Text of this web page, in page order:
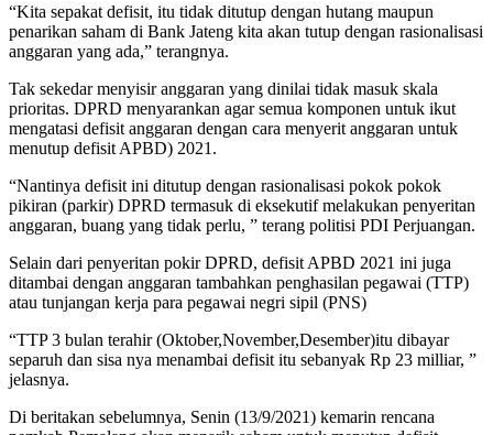
“Kita sepakat defisit, itu tidak ditutup dengan hutang maupun
penarikan saham di Bank Jateng kita akan tutup dengan rasionalisasi
anggaran yang ada,” terangnya.
Tak sekedar menyisir anggaran yang dinilai tidak masuk skala
prioritas. DPRD menyarankan agar semua komponen untuk ikut
mengatasi defisit anggaran dengan cara menyerit anggaran untuk
menutup defisit APBD) 2021.
“Nantinya defisit ini ditutup dengan rasionalisasi pokok pokok
pikiran (parkir) DPRD termasuk di eksekutif melakukan penyeritan
anggaran, buang yang tidak perlu, ” terang politisi PDI Perjuangan.
Selain dari penyeritan pokir DPRD, defisit APBD 2021 ini juga
ditambai dengan anggaran tambahkan penghasilan pegawai (TTP)
atau tunjangan kerja para pegawai negri sipil (PNS)
“TTP 3 bulan terahir (Oktober,November,Desember)itu dibayar
separuh dan sisa nya menambai defisit itu sebanyak Rp 23 milliar, ”
jelasnya.
Di beritakan sebelumnya, Senin (13/9/2021) kemarin rencana